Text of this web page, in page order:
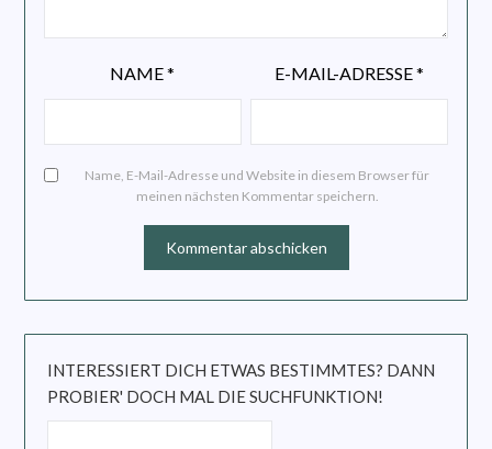
NAME* E-MAIL-ADRESSE*
Name, E-Mail-Adresse und Website in diesem Browser für
meinen nächsten Kommentar speichern.
INTERESSIERT DICH ETWAS BESTIMMTES? DANN
PROBIER' DOCH MAL DIE SUCHFUNKTION!